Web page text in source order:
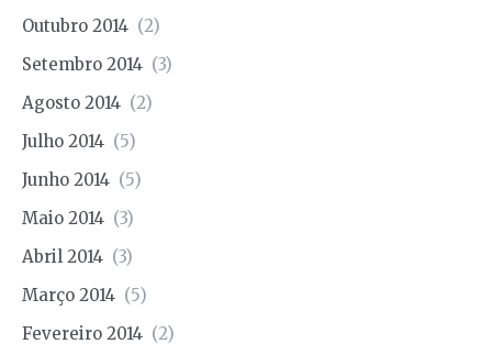
Outubro 2014 (2)
Setembro 2014 (3)
Agosto 2014 (2)
Julho 2014 (5)
Junho 2014 (5)
Maio 2014 (3)
Abril 2014 (3)
Março 2014 (5)
Fevereiro 2014 (2)